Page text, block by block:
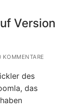
Version
KOMMENTARE
des
das